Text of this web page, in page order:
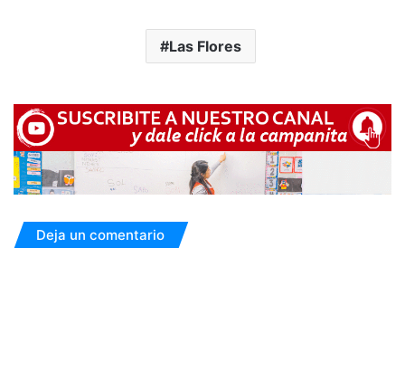
Las Flores
Deja un comentario